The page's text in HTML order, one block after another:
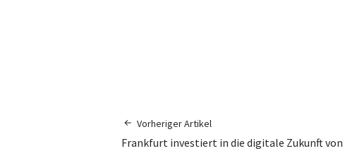
Vorheriger Artikel
Frankfurt investiert in die digitale Zukunft von